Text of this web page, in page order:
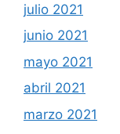
julio 2021
junio 2021
mayo 2021
abril 2021
marzo 2021